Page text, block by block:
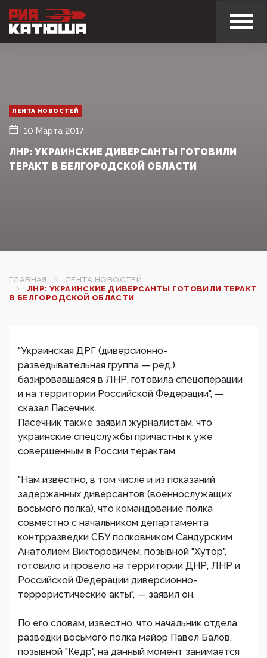
ЛЕНТА НОВОСТЕЙ
10 Марта 2017
ЛНР: УКРАИНСКИЕ ДИВЕРСАНТЫ ГОТОВИЛИ
ТЕРАКТ В БЕЛГОРОДСКОЙ ОБЛАСТИ
ГЛАВНАЯ
ЛЕНТА НОВОСТЕЙ
ЛНР: УКРАИНСКИЕ ДИВЕРСАНТЫ ГОТОВИЛИ ТЕРАКТ
В БЕЛГОРОДСКОЙ ОБЛАСТИ
"Украинская ДРГ (диверсионно-
разведывательная группа — ред.),
базировавшаяся в ЛНР, готовила спецоперации
и на территории Российской Федерации", —
сказал Пасечник.
Пасечник также заявил журналистам, что
украинские спецслужбы причастны к уже
совершенным в России терактам.
"Нам известно, в том числе и из показаний
задержанных диверсантов (военнослужащих
восьмого полка), что командование полка
совместно с начальником департамента
контрразведки СБУ полковником Сандурским
Анатолием Викторовичем, позывной "Хутор",
готовило и провело на территории ДНР, ЛНР и
Российской Федерации диверсионно-
террористические акты", — заявил он.
По его словам, известно, что начальник отдела
разведки восьмого полка майор Павел Балов,
позывной "Кедр", на данный момент занимается